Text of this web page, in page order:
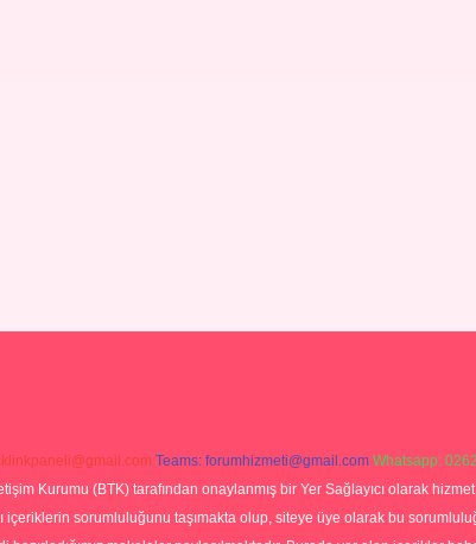
Teams: forumhizmeti@gmail.com Whatsapp:
Kurumu (BTK) tarafından onaylanmış bir Yer Sağlayıcı olarak
içeriklerin sorumluluğunu taşımakta olup, siteye üye olarak bu